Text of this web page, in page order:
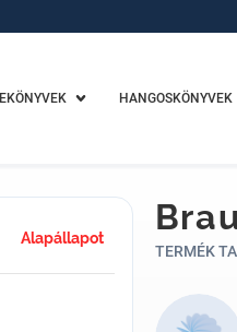
EKÖNYVEK HANGOSKÖNYVEK
Alapállapot
TERMÉK